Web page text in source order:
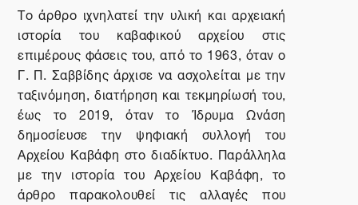
Το άρθρο ιχνηλατεί την υλική και αρχειακή
ιστορία του καβαφικού αρχείου στις
επιμέρους φάσεις του, από το 1963, όταν ο
Γ. Π. Σαββίδης άρχισε να ασχολείται με την
ταξινόμηση, διατήρηση και τεκμηρίωσή του,
έως το 2019, όταν το Ίδρυμα Ωνάση
δημοσίευσε την ψηφιακή συλλογή του
Αρχείου Καβάφη στο διαδίκτυο. Παράλληλα
με την ιστορία του Αρχείου Καβάφη, το
άρθρο παρακολουθεί τις αλλαγές που